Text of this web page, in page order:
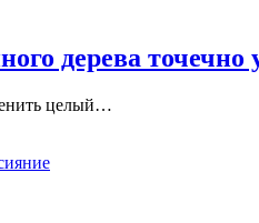
дерева
целый…